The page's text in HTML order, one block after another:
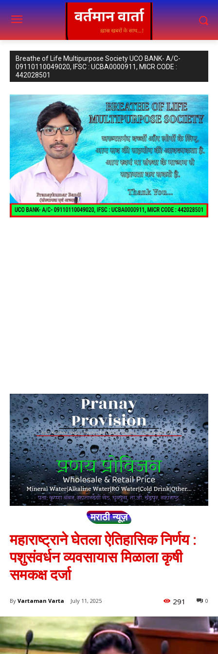
Breathe of Life Multipurpose Society UCO BANK- A/C-
09110110049020, IFSC : UCBA0000911, MICR CODE :
442028501
मराठी न्यूज़
महाराष्ट्राने घेतला ऐतिहासिक निर्णय :
पशुसंवर्धन व्यवसायास मिळाला कृषी
समकक्ष दर्जा
By Vartaman Varta July 11, 2025 0
291